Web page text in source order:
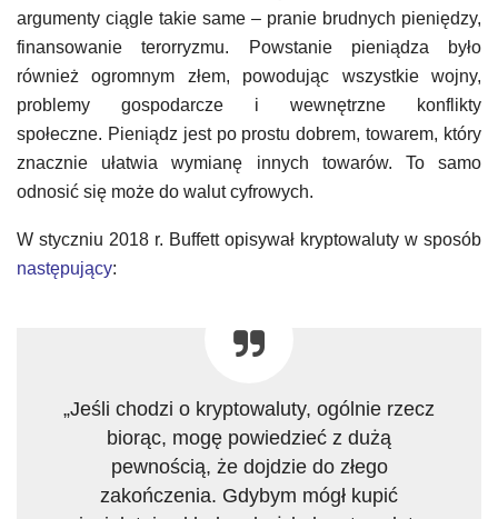
argumenty ciągle takie same – pranie brudnych pieniędzy,
finansowanie terorryzmu. Powstanie pieniądza było
również ogromnym złem, powodując wszystkie wojny,
problemy gospodarcze i wewnętrzne konflikty
społeczne. Pieniądz jest po prostu dobrem, towarem, który
znacznie ułatwia wymianę innych towarów. To samo
odnosić się może do walut cyfrowych.
W styczniu 2018 r. Buffett opisywał kryptowaluty w sposób
następujący:
„Jeśli chodzi o kryptowaluty, ogólnie rzecz
biorąc, mogę powiedzieć z dużą
pewnością, że dojdzie do złego
zakończenia. Gdybym mógł kupić